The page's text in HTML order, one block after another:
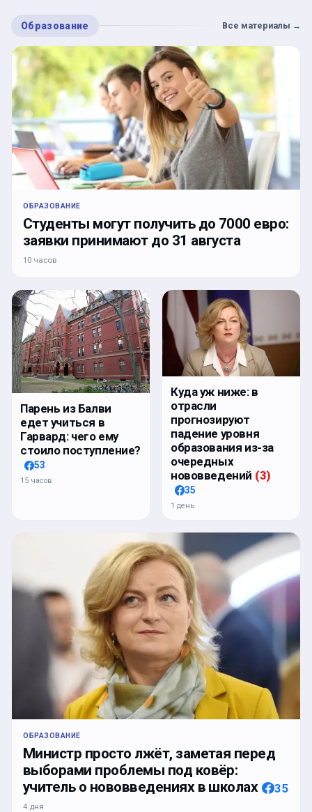
Образование Все материалы →
ОБРАЗОВАНИЕ
Студенты могут получить до 7000 евро:
заявки принимают до 31 августа
10 часов
Парень из Балви
едет учиться в
Гарвард: чего ему
стоило поступление?
53
15 часов
Куда уж ниже: в
отрасли
прогнозируют
падение уровня
образования из-за
очередных
нововведений (3)
35
1 день
ОБРАЗОВАНИЕ
Министр просто лжёт, заметая перед
выборами проблемы под ковёр:
учитель о нововведениях в школах
35
4 дня